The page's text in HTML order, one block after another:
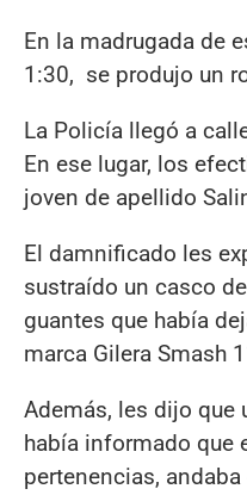
En la madrugada de
1:30, se produjo un
La Policía llegó a
En ese lugar, los
joven de apellido
El damnificado les
sustraído un casco
guantes que había
marca Gilera Smash
Además, les dijo que
había informado que
pertenencias,